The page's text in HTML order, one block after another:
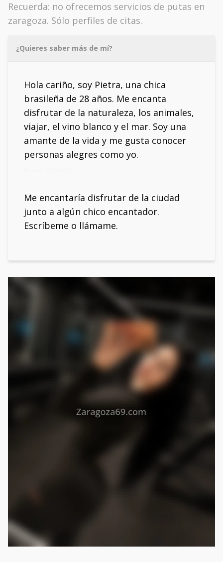
Recuerda: no ofrecemos servicios de putas en
zaragoza. Sólo perfiles de citas.
¿Quieres saber más de mí?
Hola cariño, soy Pietra, una chica
brasileña de 28 años. Me encanta
disfrutar de la naturaleza, los animales,
viajar, el vino blanco y el mar. Soy una
amante de la vida y me gusta conocer
personas alegres como yo.
Me encantaría disfrutar de la ciudad
junto a algún chico encantador.
Escríbeme o llámame.